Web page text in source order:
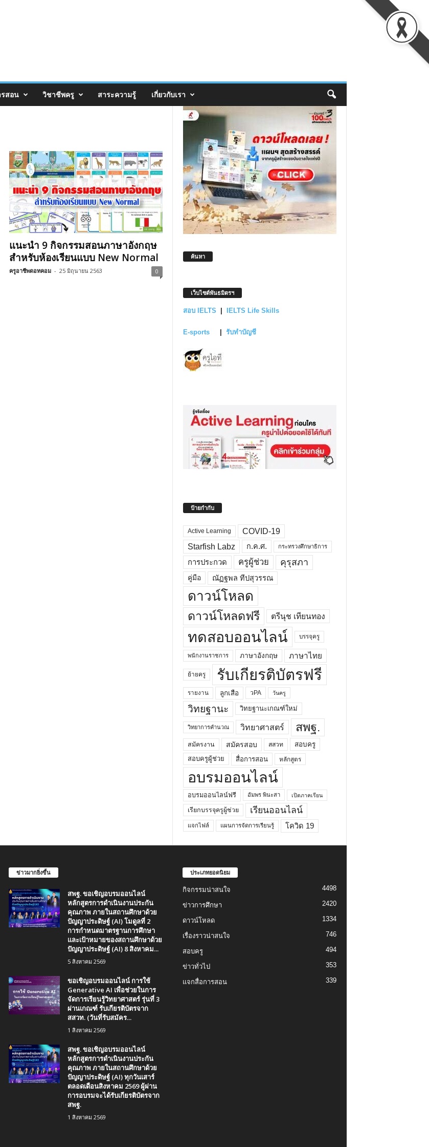
สอน วิชาชีพครู สาระความรู้ เกี่ยวกับเรา
แนะนำ 9 กิจกรรมสอนภาษาอังกฤษ
สำหรับห้องเรียนแบบ New Normal
ครูอาชีพดอทคอม - 25 มิถุนายน 2563 0
ค้นหา
เว็บไซต์พันธมิตรฯ
สอบ IELTS IELTS Life Skills
E-sports รับทำบัญชี
ป้ายกำกับ
Active Learning
COVID-19
Starfish Labz
ก.ค.ศ. กระทรวงศึกษาธิการ
การประกวด ครูผู้ช่วย คุรุสภา
คู่มือ ณัฏฐพล ทีปสุวรรณ
ดาวน์โหลด
ดาวน์โหลดฟรี ตรีนุช เทียนทอง
ทดสอบออนไลน์ บรรจุครู
พนักงานราชการ ภาษาอังกฤษ ภาษาไทย
ย้ายครู รับเกียรติบัตรฟรี
รายงาน ลูกเสือ วPA วันครู
วิทยฐานะ วิทยฐานะเกณฑ์ใหม่
วิทยาการคำนวณ วิทยาศาสตร์ สพฐ.
สมัครงาน สมัครสอบ สสวท
สอบครู
สอบครูผู้ช่วย
สื่อการสอน หลักสูตร
อบรมออนไลน์
อบรมออนไลน์ฟรี อัมพร พินะสา เปิดภาคเรียน
เรียกบรรจุครูผู้ช่วย เรียนออนไลน์
แจกไฟล์ แผนการจัดการเรียนรู้ โควิด 19
ข่าวมากยิ่งขึ้น
สพฐ. ขอเชิญอบรมออนไลน์
หลักสูตรการดำเนินงานประกัน
คุณภาพ ภายในสถานศึกษาด้วย
ปัญญาประดิษฐ์ (AI) โมดูลที่ 2
การกำหนดมาตรฐานการศึกษา
และเป้าหมายของสถานศึกษาด้วย
ปัญญาประดิษฐ์ (AI) 8 สิงหาคม...
5 สิงหาคม 2569
ขอเชิญอบรมออนไลน์ การใช้
Generative AI เพื่อช่วยในการ
จัดการเรียนรู้วิทยาศาสตร์ รุ่นที่ 3
ผ่านเกณฑ์ รับเกียรติบัตรจาก
สสวท. (วันที่รับสมัคร...
1 สิงหาคม 2569
สพฐ. ขอเชิญอบรมออนไลน์
หลักสูตรการดำเนินงานประกัน
คุณภาพ ภายในสถานศึกษาด้วย
ปัญญาประดิษฐ์ (AI) ทุกวันเสาร์
ตลอดเดือนสิงหาคม 2569 ผู้ผ่าน
การอบรมจะได้รับเกียรติบัตรจาก
สพฐ.
1 สิงหาคม 2569
ประเภทยอดนิยม
กิจกรรมน่าสนใจ 4498
ข่าวการศึกษา 2420
ดาวน์โหลด 1334
เรื่องราวน่าสนใจ 746
สอบครู 494
ข่าวทั่วไป 353
แจกสื่อการสอน 339